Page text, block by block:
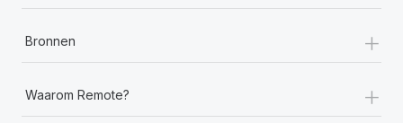
Bronnen +
Waarom Remote? +